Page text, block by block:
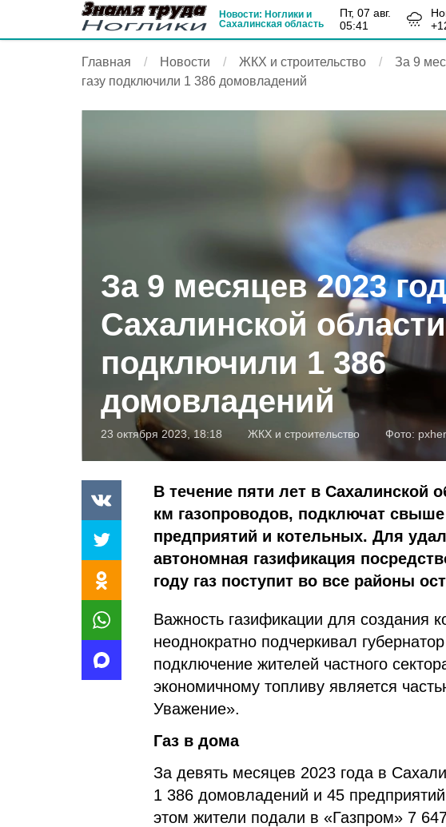
Новости: Ноглики и
Сахалинская область
пт, 07 авг.
05:41
+
Главная Новости ЖКХ и строительство
За 9
газу подключили 1 386 домовладений
За 9 месяцев 2023
Сахалинской области
подключили 1 386
домовладений
23 октября 2023, 18:18 ЖКХ и строительство Фото:
В течение пяти лет в Сахалинской
км газопроводов, подключат
предприятий и котельных. Для
автономная газификация
году газ поступит во все районы
Важность газификации для создания
неоднократно подчеркивал
подключение жителей частного
экономичному топливу является
Уважение».
Газ в дома
За девять месяцев 2023 года в
1 386 домовладений и 45
этом жители подали в «Газпром» 7